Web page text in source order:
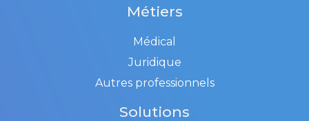
Métiers
Médical
Juridique
Autres professionnels
Solutions